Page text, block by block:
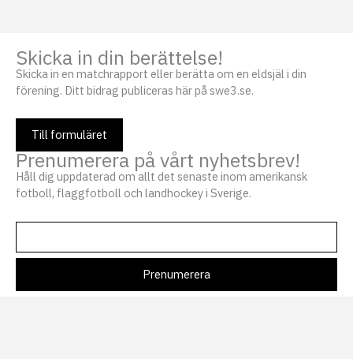
Skicka in din berättelse!
Skicka in en matchrapport eller berätta om en eldsjäl i din
förening. Ditt bidrag publiceras här på swe3.se.
Till formuläret
Prenumerera på vårt nyhetsbrev!
Håll dig uppdaterad om allt det senaste inom amerikansk
fotboll, flaggfotboll och landhockey i Sverige.